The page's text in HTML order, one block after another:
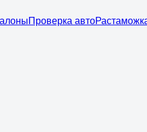
Проверка авто